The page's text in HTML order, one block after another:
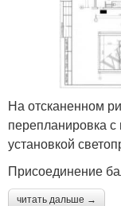
На отсканенном
перепланировка с
установкой
Присоединение
читать дальше →